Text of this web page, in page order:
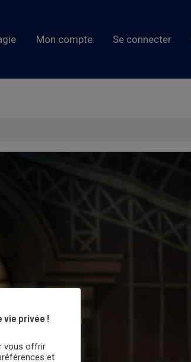
Mon compte Se connecter
vie privée !
vous offrir
et